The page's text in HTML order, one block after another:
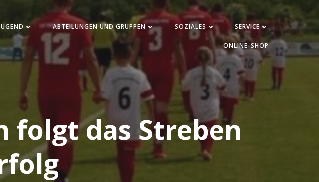
ABTEILUNGEN UND GRUPPEN SOZIALES SERVICE
ONLINE-SHOP
folgt das Streben